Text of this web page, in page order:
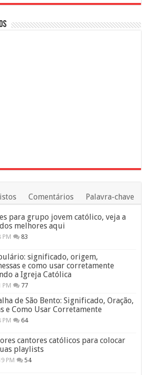
Comentários Palavra-chave
para grupo jovem católico, veja a
melhores aqui
PM 83
significado, origem,
e como usar corretamente
a Igreja Católica
PM 77
de São Bento: Significado, Oração,
e Como Usar Corretamente
PM 64
cantores católicos para colocar
playlists
PM 54